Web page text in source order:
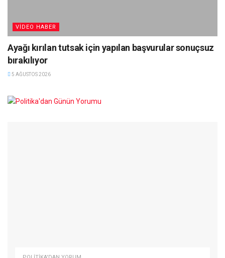
VIDEO HABER
Ayağı kırılan tutsak için yapılan başvurular sonuçsuz
bırakılıyor
5 AĞUSTOS 2026